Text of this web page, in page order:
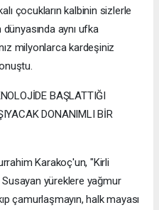
çocukların kalbinin sizlerle
dünyasında aynı ufka
milyonlarca kardeşiniz
BAŞLATTIĞI
DONANIMLI BİR
Karakoç'un, "Kirli
Susayan yüreklere yağmur
çamurlaşmayın, halk mayası